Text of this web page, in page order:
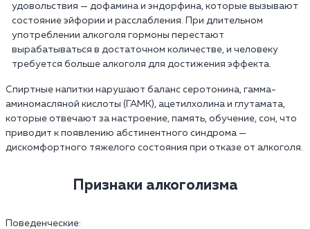
удовольствия — дофамина и эндорфина, которые вызывают
состояние эйфории и расслабления. При длительном
употреблении алкоголя гормоны перестают
вырабатываться в достаточном количестве, и человеку
требуется больше алкоголя для достижения эффекта.
Спиртные напитки нарушают баланс серотонина, гамма-
аминомасляной кислоты (ГАМК), ацетилхолина и глутамата,
которые отвечают за настроение, память, обучение, сон, что
приводит к появлению абстинентного синдрома —
дискомфортного тяжелого состояния при отказе от алкоголя.
Признаки алкоголизма
Поведенческие: